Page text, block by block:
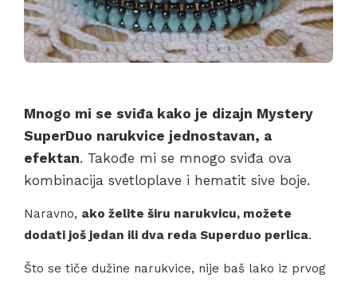
Mnogo mi se sviđa kako je dizajn Mystery
SuperDuo narukvice jednostavan, a
efektan. Takođe mi se mnogo sviđa ova
kombinacija svetloplave i hematit sive boje.
Naravno, ako želite širu narukvicu, možete
dodati još jedan ili dva reda Superduo perlica.
Što se tiče dužine narukvice, nije baš lako iz prvog